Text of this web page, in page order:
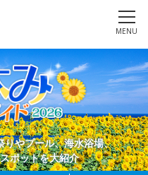
MENU
りやプール、海水浴場、
ポットを大紹介